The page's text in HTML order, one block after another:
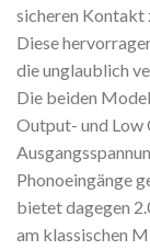
sicheren Kontakt
Diese
die unglaublich
Die beiden
Output- und Low
Phonoeingänge
bietet dagegen
am klassischen